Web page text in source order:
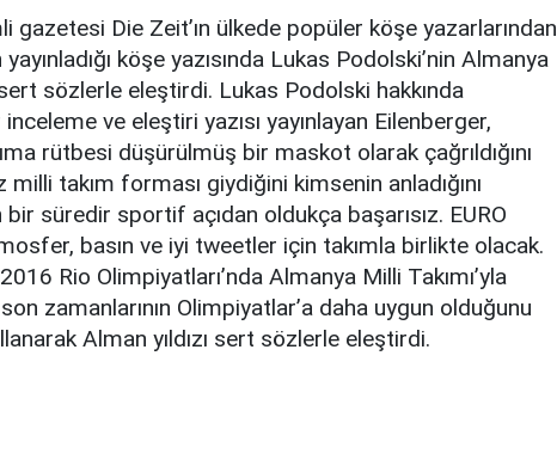
gazetesi Die Zeit’ın ülkede popüler köşe yazarlarından
köşe yazısında Lukas Podolski’nin Almanya
sert sözlerle eleştirdi. Lukas Podolski hakkında
ve eleştiri yazısı yayınlayan Eilenberger,
rütbesi düşürülmüş bir maskot olarak çağrıldığını
takım forması giydiğini kimsenin anladığını
süredir sportif açıdan oldukça başarısız. EURO
basın ve iyi tweetler için takımla birlikte olacak.
Rio Olimpiyatları’nda Almanya Milli Takımı’yla
zamanlarının Olimpiyatlar’a daha uygun olduğunu
Alman yıldızı sert sözlerle eleştirdi.